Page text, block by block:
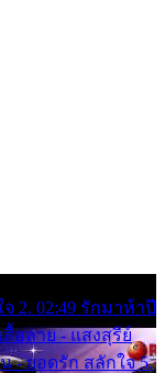
2. 02:49 รักมาห้าปี
สื้อลาย - แสงสุรีย์
- ยอดรัก สลักใจ 5.